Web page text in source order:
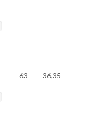
63 36,35